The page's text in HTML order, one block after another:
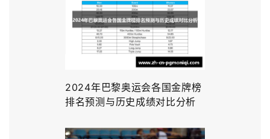
2024年巴黎奥运会各国金牌榜
排名预测与历史成绩对比分析